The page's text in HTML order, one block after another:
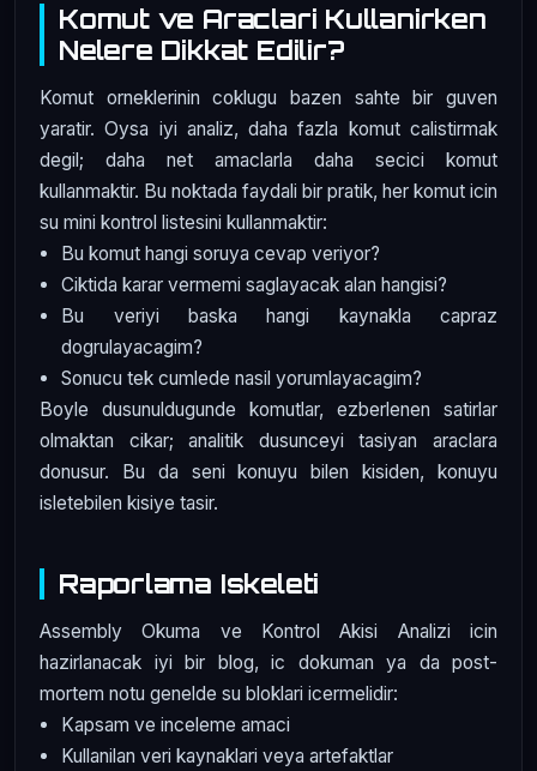
Komut ve Araclari Kullanirken
Nelere Dikkat Edilir?
Komut orneklerinin coklugu bazen sahte bir guven
yaratir. Oysa iyi analiz, daha fazla komut calistirmak
degil; daha net amaclarla daha secici komut
kullanmaktir. Bu noktada faydali bir pratik, her komut icin
su mini kontrol listesini kullanmaktir:
Bu komut hangi soruya cevap veriyor?
Ciktida karar vermemi saglayacak alan hangisi?
Bu veriyi baska hangi kaynakla capraz
dogrulayacagim?
Sonucu tek cumlede nasil yorumlayacagim?
Boyle dusunuldugunde komutlar, ezberlenen satirlar
olmaktan cikar; analitik dusunceyi tasiyan araclara
donusur. Bu da seni konuyu bilen kisiden, konuyu
isletebilen kisiye tasir.
Raporlama Iskeleti
Assembly Okuma ve Kontrol Akisi Analizi icin
hazirlanacak iyi bir blog, ic dokuman ya da post-
mortem notu genelde su bloklari icermelidir:
Kapsam ve inceleme amaci
Kullanilan veri kaynaklari veya artefaktlar